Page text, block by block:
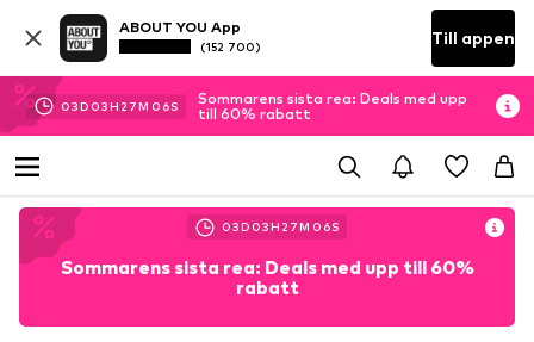
ABOUT YOU App
(152 700) Till appen
03D 03H 27M 04S
Sommarens sista rea: Deals med upp
till 60% rabatt
03D 03H 27M 04S
Sommarens sista rea: Deals med upp till 60%
rabatt